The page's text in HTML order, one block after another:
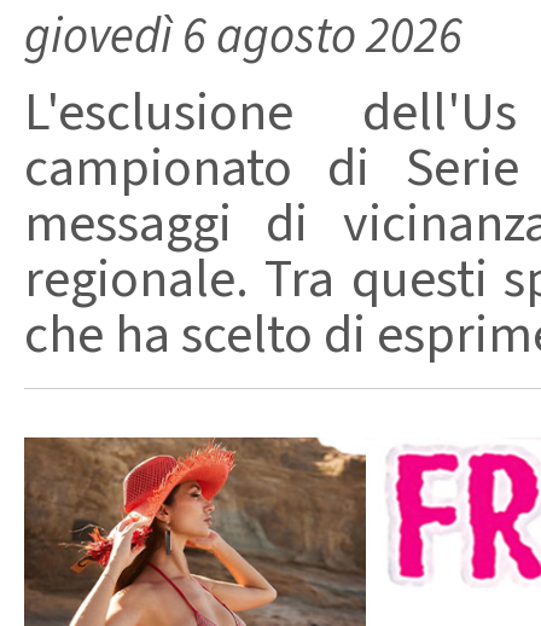
giovedì 6 agosto 2026
L'esclusione
campionato di
messaggi di
regionale. Tra questi
che ha scelto di